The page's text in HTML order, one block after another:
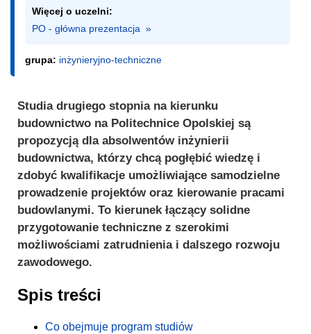
Więcej o uczelni:
PO - główna prezentacja  »
grupa: inżynieryjno-techniczne
Studia drugiego stopnia na kierunku
budownictwo na Politechnice Opolskiej są
propozycją dla absolwentów inżynierii
budownictwa, którzy chcą pogłębić wiedzę i
zdobyć kwalifikacje umożliwiające samodzielne
prowadzenie projektów oraz kierowanie pracami
budowlanymi. To kierunek łączący solidne
przygotowanie techniczne z szerokimi
możliwościami zatrudnienia i dalszego rozwoju
zawodowego.
Spis treści
Co obejmuje program studiów